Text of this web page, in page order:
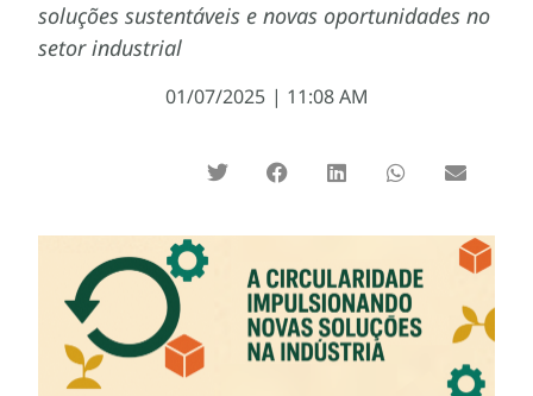
soluções sustentáveis e novas oportunidades no
setor industrial
01/07/2025 | 11:08 AM